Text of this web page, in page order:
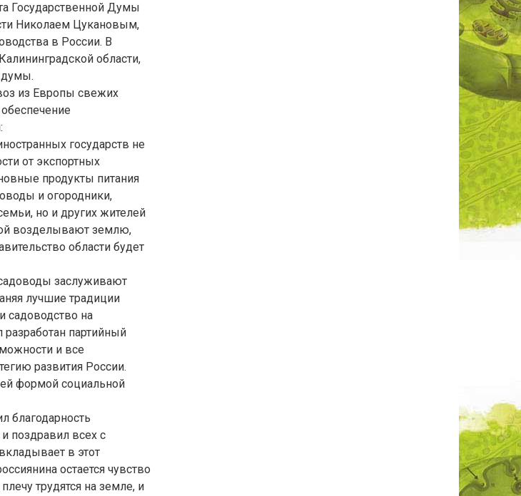
Государственной Думы
Николаем Цукановым,
в России. В
области,
думы.
из Европы свежих
государств не
от экспортных
продукты питания
и огородники,
но и других жителей
возделывают землю,
области будет
заслуживают
лучшие традиции
садоводство на
партийный
и все
развития России.
формой социальной
благодарность
поздравил всех с
в этот
остается чувство
трудятся на земле, и